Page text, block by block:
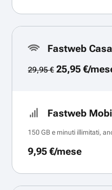
Fastweb
29,95 €25,95 €/
Fastweb
150 GB e minuti illimitati,
9,95 €/mese